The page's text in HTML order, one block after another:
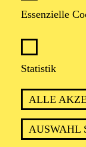
Essenzielle
Statistik
ALLE
AUSWAHL
05.09.2026
Grillo-Theater
BLICK
LAGE
Veranstalter:
Essen